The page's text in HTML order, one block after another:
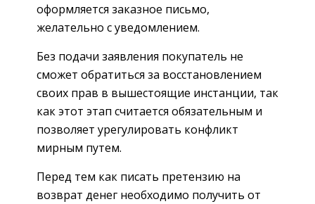
оформляется заказное письмо,
желательно с уведомлением.
Без подачи заявления покупатель не
сможет обратиться за восстановлением
своих прав в вышестоящие инстанции, так
как этот этап считается обязательным и
позволяет урегулировать конфликт
мирным путем.
Перед тем как писать претензию на
возврат денег необходимо получить от